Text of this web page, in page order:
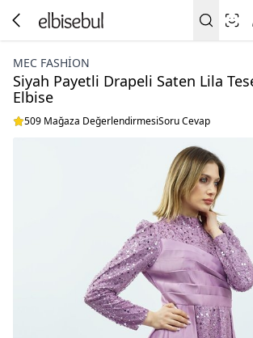
MEC FASHION
Siyah Payetli Drapeli Saten Lila
Elbise
509 Mağaza DeğerlendirmesiSoru Cevap